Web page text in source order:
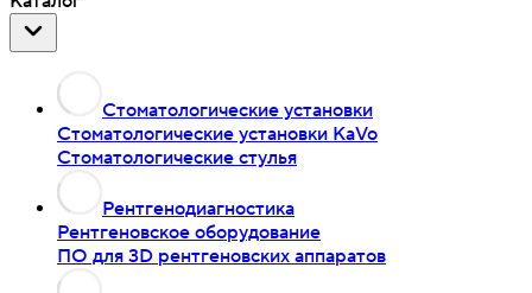
Стоматологические установки
Стоматологические установки KaVo
Стоматологические стулья
Рентгенодиагностика
Рентгеновское оборудование
ПО для 3D рентгеновских аппаратов